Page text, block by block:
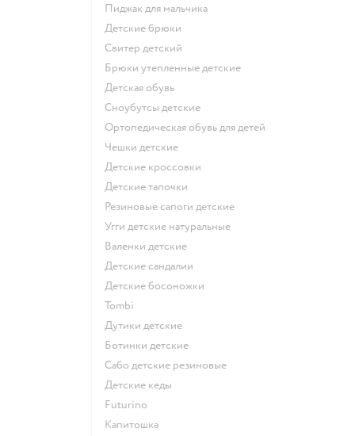
Пиджак для мальчика
Детские брюки
Свитер детский
Брюки утепленные детские
Детская обувь
Сноубутсы детские
Ортопедическая обувь для детей
Чешки детские
Детские кроссовки
Детские тапочки
Резиновые сапоги детские
Угги детские натуральные
Валенки детские
Детские сандалии
Детские босоножки
Tombi
Дутики детские
Ботинки детские
Сабо детские резиновые
Детские кеды
Futurino
Капитошка